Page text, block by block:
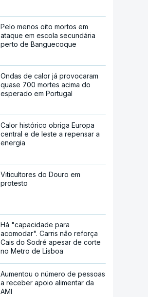
Pelo menos oito mortos em
ataque em escola secundária
perto de Banguecoque
Ondas de calor já provocaram
quase 700 mortes acima do
esperado em Portugal
Calor histórico obriga Europa
central e de leste a repensar a
energia
Viticultores do Douro em
protesto
Há "capacidade para
acomodar". Carris não reforça
Cais do Sodré apesar de corte
no Metro de Lisboa
Aumentou o número de pessoas
a receber apoio alimentar da
AMI